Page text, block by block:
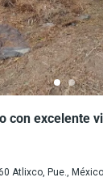
con excelente
Atlixco, Pue., México